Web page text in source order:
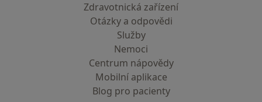
Zdravotnická zařízení
Otázky a odpovědi
Služby
Nemoci
Centrum nápovědy
Mobilní aplikace
Blog pro pacienty